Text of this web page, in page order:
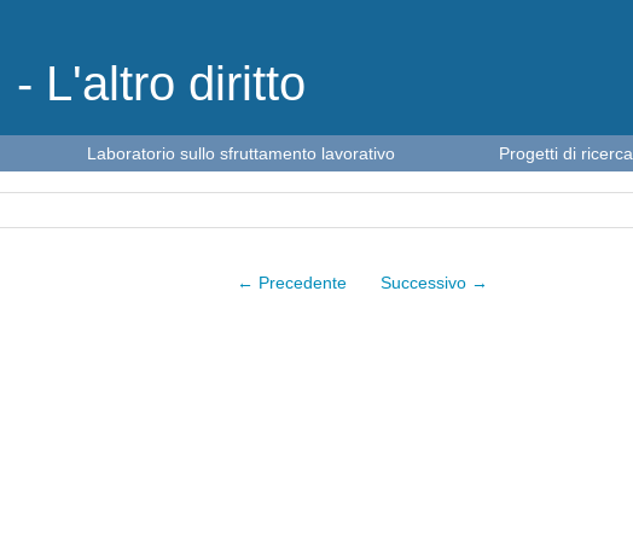
- L'altro diritto
← Precedente Successivo →
Laboratorio sullo sfruttamento lavorativo Progetti di ricerca